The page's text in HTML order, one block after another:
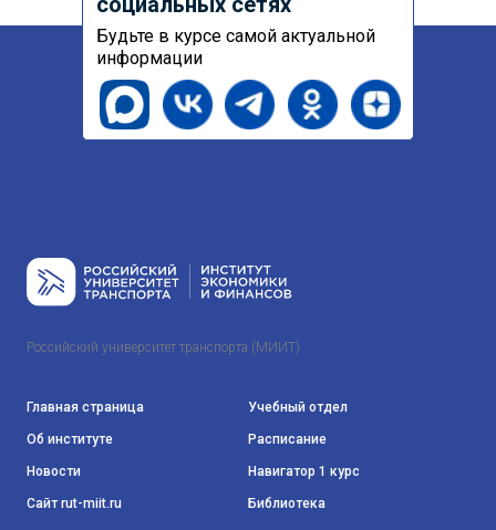
Будьте в курсе самой актуальной
информации
Российский университет транспорта (МИИТ)
Главная страница
Об институте
Новости
Сайт rut-miit.ru
Учебный отдел
Расписание
Навигатор 1 курс
Библиотека